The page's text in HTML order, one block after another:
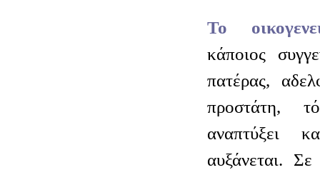
Το
κάποιος
πατέρας,
προστάτη,
αναπτύξει
αυξάνεται. Σε